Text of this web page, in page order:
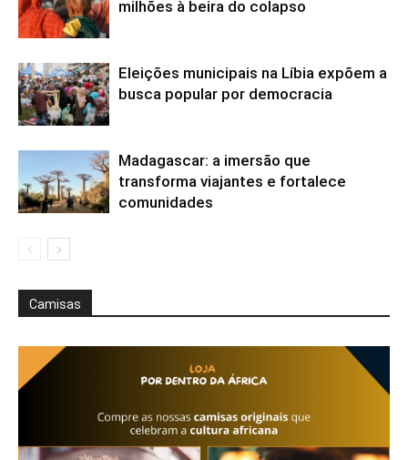
milhões à beira do colapso
Eleições municipais na Líbia expõem a
busca popular por democracia
Madagascar: a imersão que
transforma viajantes e fortalece
comunidades
Camisas